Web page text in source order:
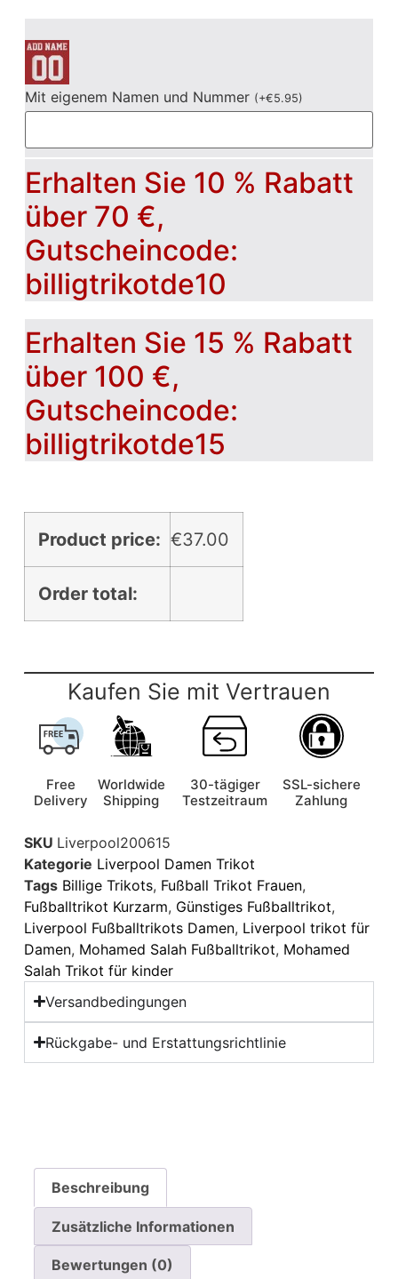
Mit eigenem Namen und Nummer (+€5.95)
Erhalten Sie 10 % Rabatt
über 70 €,
Gutscheincode:
billigtrikotde10
Erhalten Sie 15 % Rabatt
über 100 €,
Gutscheincode:
billigtrikotde15
Product price: €37.00
Order total:
Kaufen Sie mit Vertrauen
Free
Delivery
Worldwide
Shipping
30-tägiger
Testzeitraum
SSL-sichere
Zahlung
SKU Liverpool200615
Kategorie Liverpool Damen Trikot
Tags Billige Trikots, Fußball Trikot Frauen,
Fußballtrikot Kurzarm, Günstiges Fußballtrikot,
Liverpool Fußballtrikots Damen, Liverpool trikot für
Damen, Mohamed Salah Fußballtrikot, Mohamed
Salah Trikot für kinder
Versandbedingungen
Rückgabe- und Erstattungsrichtlinie
Beschreibung
Zusätzliche Informationen
Bewertungen (0)